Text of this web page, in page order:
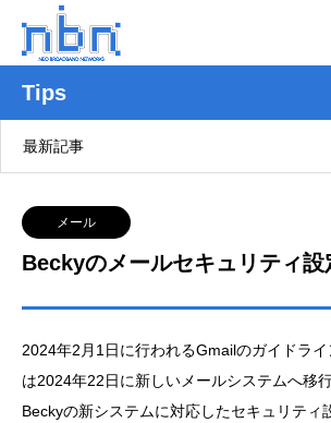
Tips
最新記事
メール
Beckyのメールセキュリティ設
2024年2月1日に行われるGmailのガイドラ
は2024年22日に新しいメールシステムへ移
Beckyの新システムに対応したセキュリティ